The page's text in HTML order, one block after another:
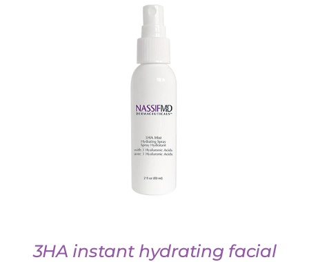
3HA instant hydrating facial